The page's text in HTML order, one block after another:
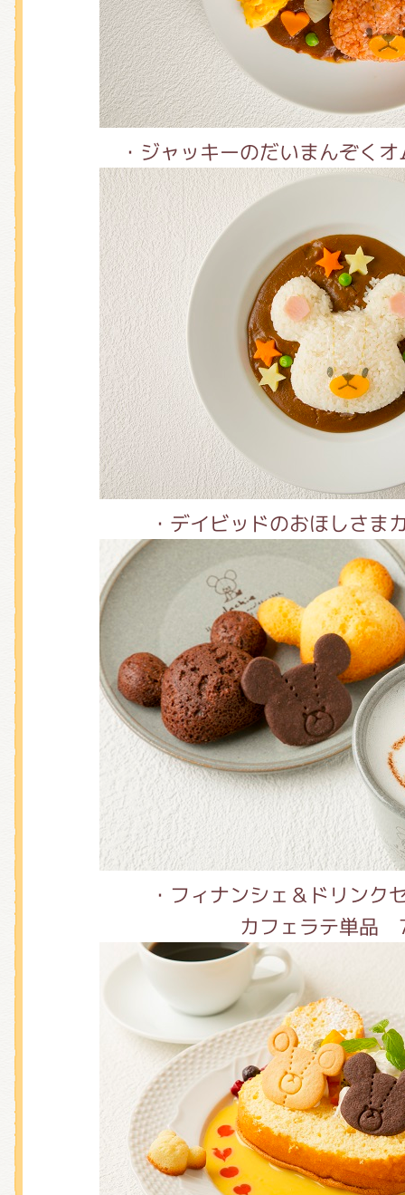
・ジャッキーのだいまんぞく
・デイビッドのおほしさ
・フィナンシェ＆ドリン
カフェラテ単品
くまのがっこう 家庭科部